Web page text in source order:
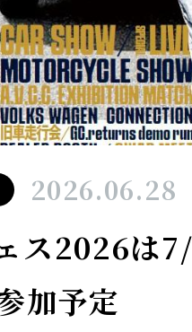
2026.06.28
ス2026
加予定